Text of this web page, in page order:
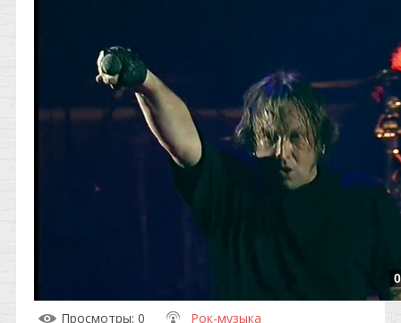
Просмотры: 0 Рок-музыка